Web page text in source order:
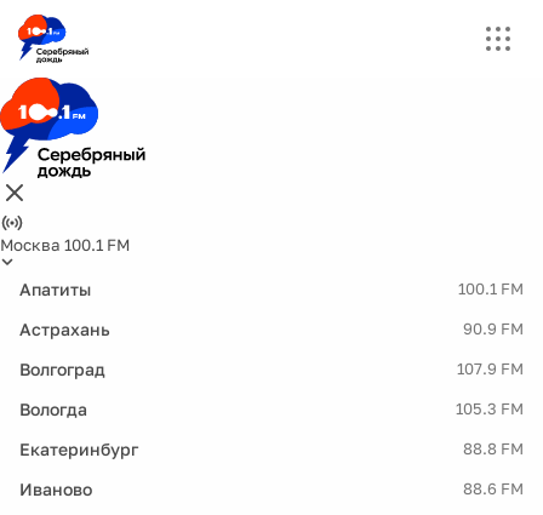
Москва 100.1 FM
Апатиты 100.1 FM
Астрахань 90.9 FM
Волгоград 107.9 FM
Вологда 105.3 FM
Екатеринбург 88.8 FM
Иваново 88.6 FM